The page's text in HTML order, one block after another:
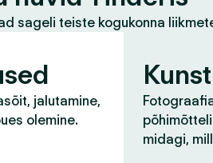
sageli teiste kogukonna
jalutamine,
olemine.
midagi,